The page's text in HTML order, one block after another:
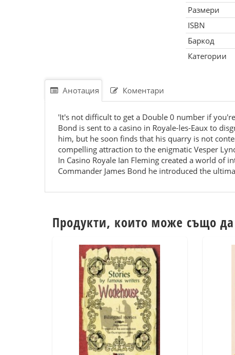
Размери
ISBN
Баркод
Категории
Анотация Коментари
'It's not difficult to get a Double 0 number if
Bond is sent to a casino in Royale-les-Eaux to
him, but he soon finds that his quarry is not
compelling attraction to the enigmatic Vesper
In Casino Royale Ian Fleming created a world of
Commander James Bond he introduced the
Продукти, които може също да